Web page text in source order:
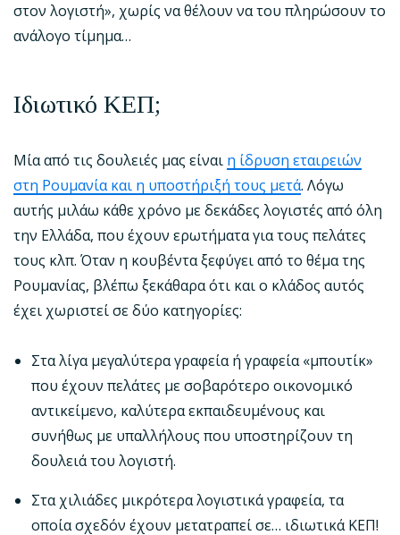
στον λογιστή», χωρίς να θέλουν να του πληρώσουν το
ανάλογο τίμημα…
Ιδιωτικό ΚΕΠ;
Μία από τις δουλειές μας είναι η ίδρυση εταιρειών
στη Ρουμανία και η υποστήριξή τους μετά. Λόγω
αυτής μιλάω κάθε χρόνο με δεκάδες λογιστές από όλη
την Ελλάδα, που έχουν ερωτήματα για τους πελάτες
τους κλπ. Όταν η κουβέντα ξεφύγει από το θέμα της
Ρουμανίας, βλέπω ξεκάθαρα ότι και ο κλάδος αυτός
έχει χωριστεί σε δύο κατηγορίες:
Στα λίγα μεγαλύτερα γραφεία ή γραφεία «μπουτίκ»
που έχουν πελάτες με σοβαρότερο οικονομικό
αντικείμενο, καλύτερα εκπαιδευμένους και
συνήθως με υπαλλήλους που υποστηρίζουν τη
δουλειά του λογιστή.
Στα χιλιάδες μικρότερα λογιστικά γραφεία, τα
οποία σχεδόν έχουν μετατραπεί σε… ιδιωτικά ΚΕΠ!